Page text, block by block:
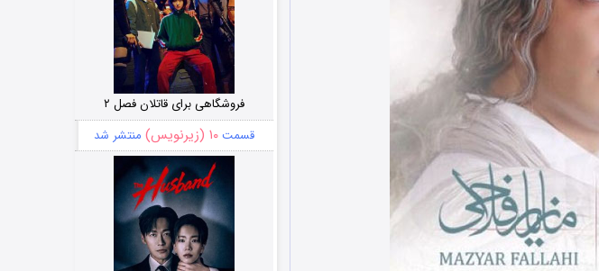
فروشگاهی برای قاتلان فصل ۲
قسمت۱۰ (زیرنویس) منتشر شد